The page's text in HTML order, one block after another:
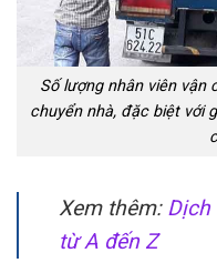
Số lượng nhân viên vận
chuyển nhà, đặc biệt với
Xem thêm: Dịch
từ A đến Z